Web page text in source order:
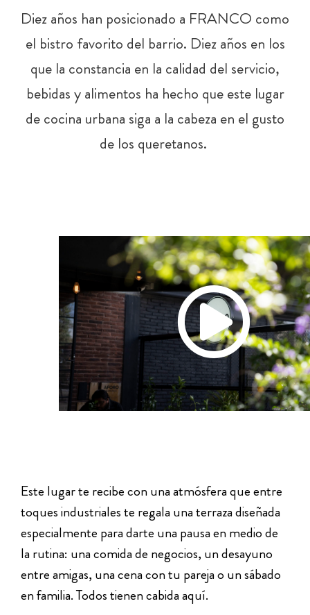
Diez años han posicionado a FRANCO como
el bistro favorito del barrio. Diez años en los
que la constancia en la calidad del servicio,
bebidas y alimentos ha hecho que este lugar
de cocina urbana siga a la cabeza en el gusto
de los queretanos.
Este lugar te recibe con una atmósfera que entre
toques industriales te regala una terraza diseñada
especialmente para darte una pausa en medio de
la rutina: una comida de negocios, un desayuno
entre amigas, una cena con tu pareja o un sábado
en familia. Todos tienen cabida aquí.